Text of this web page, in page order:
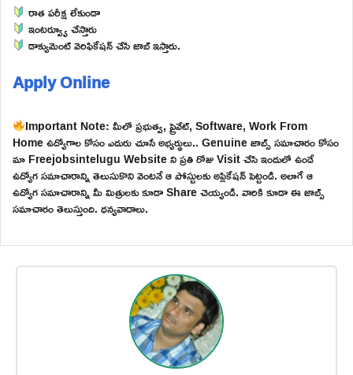
రాత పరీక్ష లేకుండా
ఇంటర్వ్యూ చేస్తారు
డాక్యుమెంట్ వెరిఫికేషన్ చేసి జాబ్ ఇస్తారు.
Apply Online
Important Note: మీలో ప్రభుత్వ, ప్రైవేట్, Software, Work From
Home ఉద్యోగాల కోసం ఎదురు చూసే అభ్యర్థులు.. Genuine జాబ్స్ సమాచారం కోసం
మా Freejobsintelugu Website ని ప్రతి రోజు Visit చేసి ఇందులో ఉండే
ఉద్యోగ సమాచారాన్ని తెలుసుకొని వెంటనే ఆ పోస్టులకు అప్లికేషన్ పెట్టండి. అలాగే ఆ
ఉద్యోగ సమాచారాన్ని మీ మిత్రులకు కూడా Share చెయ్యండి. వారికి కూడా ఈ జాబ్స్
సమాచారం తెలుస్తుంది. ధన్యవాదాలు.